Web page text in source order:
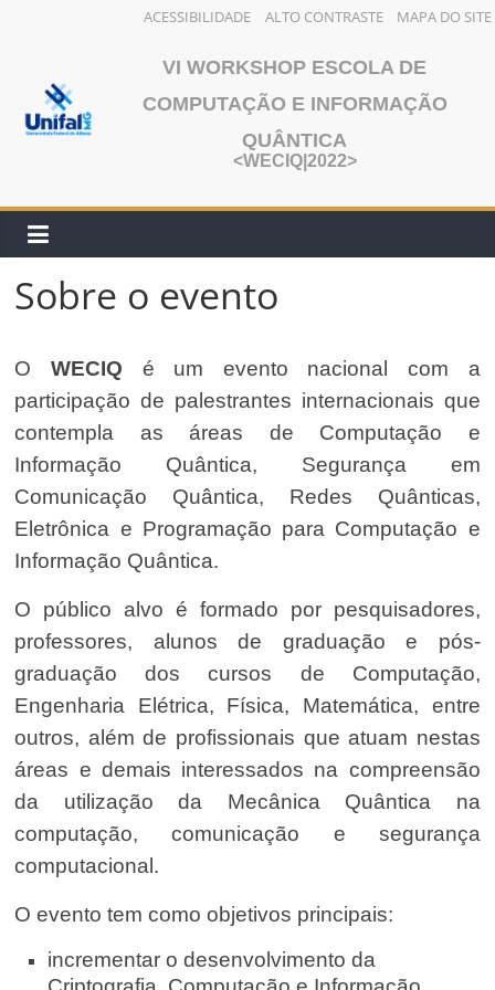
ACESSIBILIDADE ALTO CONTRASTE MAPA DO SITE
conteúdo
VI WORKSHOP ESCOLA DE
COMPUTAÇÃO E INFORMAÇÃO
QUÂNTICA
<WECIQ|2022>
Sobre o evento
OWECIQ é um evento nacional com a
participação de palestrantes internacionais que
contempla as áreas de Computação e
Informação Quântica, Segurança em
Comunicação Quântica, Redes Quânticas,
Eletrônica e Programação para Computação e
Informação Quântica.
O público alvo é formado por pesquisadores,
professores, alunos de graduação e pós-
graduação dos cursos de Computação,
Engenharia Elétrica, Física, Matemática, entre
outros, além de profissionais que atuam nestas
áreas e demais interessados na compreensão
da utilização da Mecânica Quântica na
computação, comunicação e segurança
computacional.
O evento tem como objetivos principais:
incrementar o desenvolvimento da